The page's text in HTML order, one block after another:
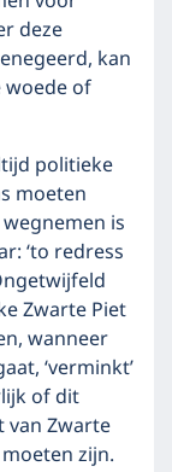
deze
kan
woede of
politieke
moeten
is
‘to redress
Zwarte Piet
wanneer
‘verminkt’
of dit
van Zwarte
zijn.